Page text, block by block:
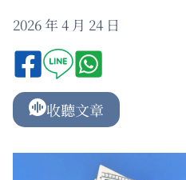
2026 年 4 月 24 日
收聽文章